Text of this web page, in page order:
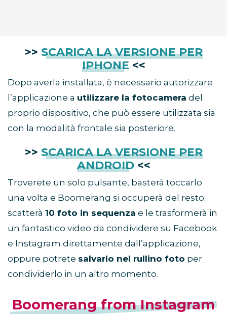
>> SCARICA LA VERSIONE PER
IPHONE <<
Dopo averla installata, è necessario autorizzare
l’applicazione a utilizzare la fotocamera del
proprio dispositivo, che può essere utilizzata sia
con la modalità frontale sia posteriore.
>> SCARICA LA VERSIONE PER
ANDROID<<
Troverete un solo pulsante, basterà toccarlo
una volta e Boomerang si occuperà del resto:
scatterà 10 foto in sequenza e le trasformerà in
un fantastico video da condividere su Facebook
e Instagram direttamente dall’applicazione,
oppure potrete salvarlo nel rullino foto per
condividerlo in un altro momento.
Boomerang from Instagram